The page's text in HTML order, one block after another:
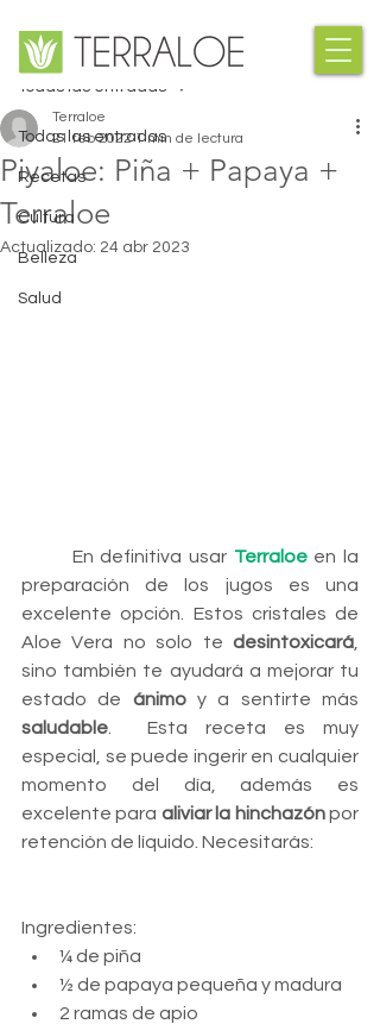
Entrada
Todas las entradas
Recetas
Cultura
Belleza
Salud
Todas las entradas
Piyaloe: Piña + Papaya +
Terraloe
Terraloe
21 feb 2022 1 min de lectura
Actualizado: 24 abr 2023
	En definitiva usar
Terraloe en la
preparación de los jugos es una
excelente opción. Estos cristales de
Aloe Vera no solo te desintoxicará
sino también te ayudará a mejorar tu
estado de ánimo
saludable .  Esta receta es muy
especial, se puede ingerir en cualquier
momento del día, además es
excelente para aliviar la hinchazón por
retención de líquido. Necesitarás:
Ingredientes:
¼ de piña
½ de papaya pequeña y madura
2 ramas de apio